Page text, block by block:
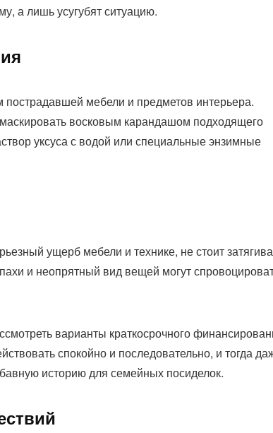
а лишь усугубят ситуацию.
мебели и предметов интерьера.
восковым карандашом подходящего
уксуса с водой или специальные энзимные
ущерб мебели и технике, не стоит
и неопрятный вид вещей могут
варианты краткосрочного
спокойно и последовательно, и тогда
историю для семейных посиделок.